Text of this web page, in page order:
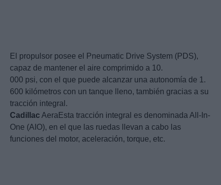
El propulsor posee el Pneumatic Drive System (PDS),
capaz de mantener el aire comprimido a 10.
000 psi, con el que puede alcanzar una autonomía de 1.
600 kilómetros con un tanque lleno, también gracias a su
tracción integral.
Cadillac AeraEsta tracción integral es denominada All-In-
One (AIO), en el que las ruedas llevan a cabo las
funciones del motor, aceleración, torque, etc.